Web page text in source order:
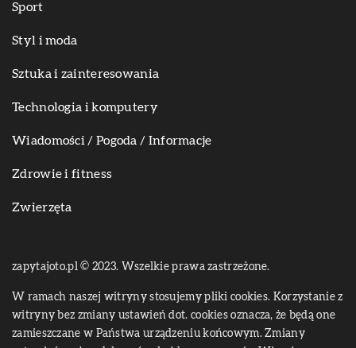
Sport
Styl i moda
Sztuka i zainteresowania
Technologia i komputery
Wiadomości / Pogoda / Informacje
Zdrowie i fitness
Zwierzęta
zapytajoto.pl © 2023. Wszelkie prawa zastrzeżone.
W ramach naszej witryny stosujemy pliki cookies. Korzystanie z
witryny bez zmiany ustawień dot. cookies oznacza, że będą one
zamieszczane w Państwa urządzeniu końcowym. Zmiany